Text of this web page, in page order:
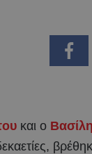
και ο